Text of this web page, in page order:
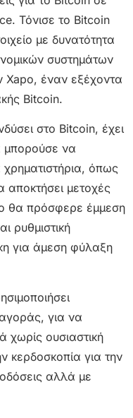
Τόνισε το Bitcoin
με δυνατότητα
συστημάτων
Xapo, έναν εξέχοντα
Bitcoin.
στο Bitcoin, έχει
μπορούσε να
όπως
μετοχές
θα πρόσφερε έμμεση
ρυθμιστική
για άμεση φύλαξη
για να
χωρίς ουσιαστική
κερδοσκοπία για την
αλλά με